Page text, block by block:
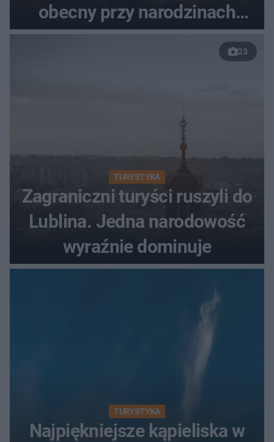
obecny przy narodzinach
własnych dzieci
23
TURYSTYKA
Zagraniczni turyści ruszyli do
Lublina. Jedna narodowość
wyraźnie dominuje
TURYSTYKA
Najpiękniejsze kąpieliska w